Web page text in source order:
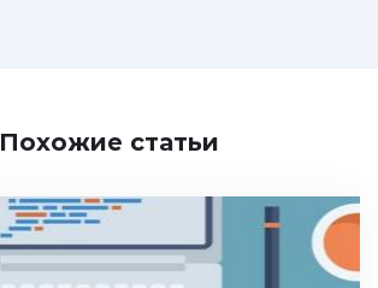
Похожие статьи